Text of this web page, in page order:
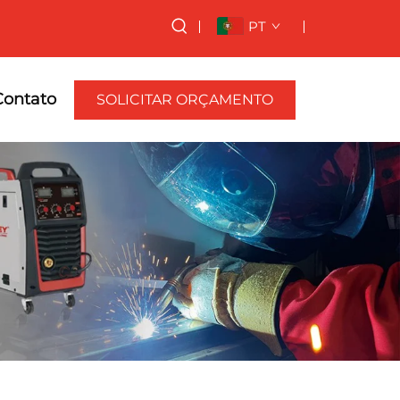
PT
SOLICITAR ORÇAMENTO